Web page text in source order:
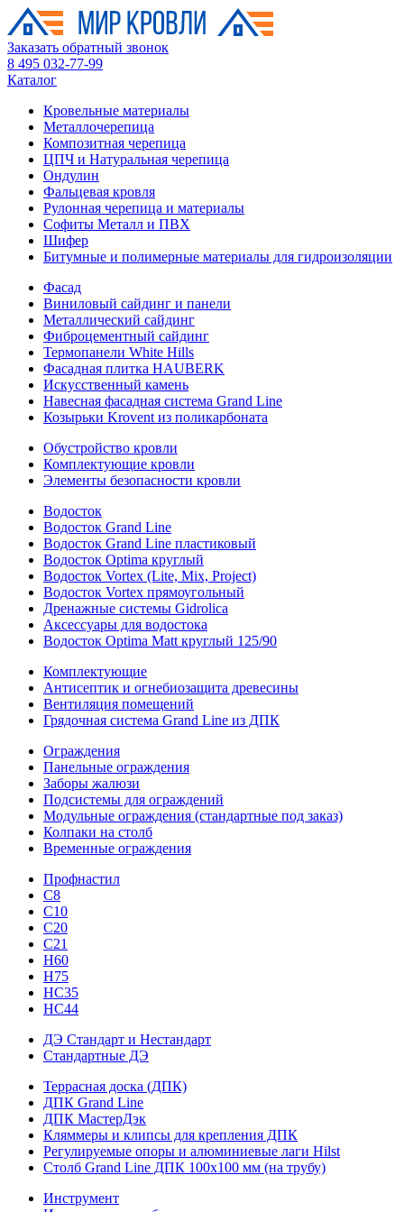
Заказать обратный звонок
8 495 032-77-99
Каталог
Кровельные материалы
Металлочерепица
Композитная черепица
ЦПЧ и Натуральная черепица
Ондулин
Фальцевая кровля
Рулонная черепица и материалы
Софиты Металл и ПВХ
Шифер
Битумные и полимерные материалы для гидроизоляции
Фасад
Виниловый сайдинг и панели
Металлический сайдинг
Фиброцементный сайдинг
Термопанели White Hills
Фасадная плитка HAUBERK
Искусственный камень
Навесная фасадная система Grand Line
Козырьки Krovent из поликарбоната
Обустройство кровли
Комплектующие кровли
Элементы безопасности кровли
Водосток
Водосток Grand Line
Водосток Grand Line пластиковый
Водосток Optima круглый
Водосток Vortex (Lite, Mix, Project)
Водосток Vortex прямоугольный
Дренажные системы Gidrolica
Аксессуары для водостока
Водосток Optima Matt круглый 125/90
Комплектующие
Антисептик и огнебиозащита древесины
Вентиляция помещений
Грядочная система Grand Line из ДПК
Ограждения
Панельные ограждения
Заборы жалюзи
Подсистемы для ограждений
Модульные ограждения (стандартные под заказ)
Колпаки на столб
Временные ограждения
Профнастил
С8
С10
С20
С21
H60
H75
HС35
НС44
ДЭ Стандарт и Нестандарт
Стандартные ДЭ
Террасная доска (ДПК)
ДПК Grand Line
ДПК МастерДэк
Кляммеры и клипсы для крепления ДПК
Регулируемые опоры и алюминиевые лаги Hilst
Столб Grand Line ДПК 100х100 мм (на трубу)
Инструмент